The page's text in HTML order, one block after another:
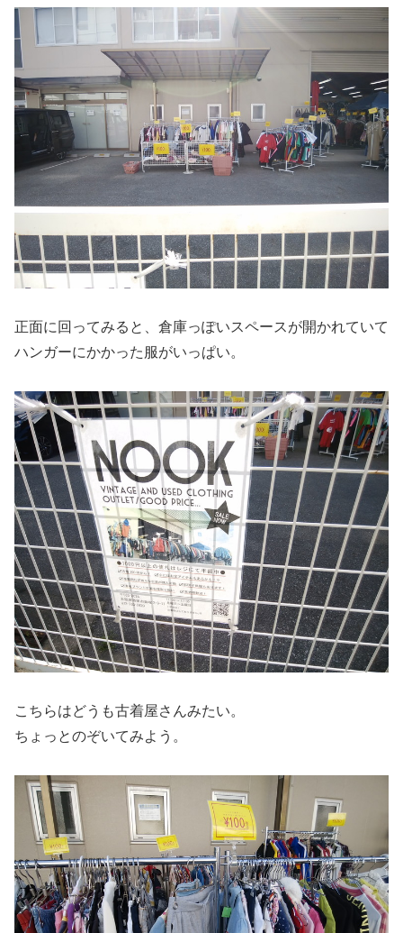
正面に回ってみると、倉庫っぽいスペースが開かれていて
ハンガーにかかった服がいっぱい。
こちらはどうも古着屋さんみたい。
ちょっとのぞいてみよう。